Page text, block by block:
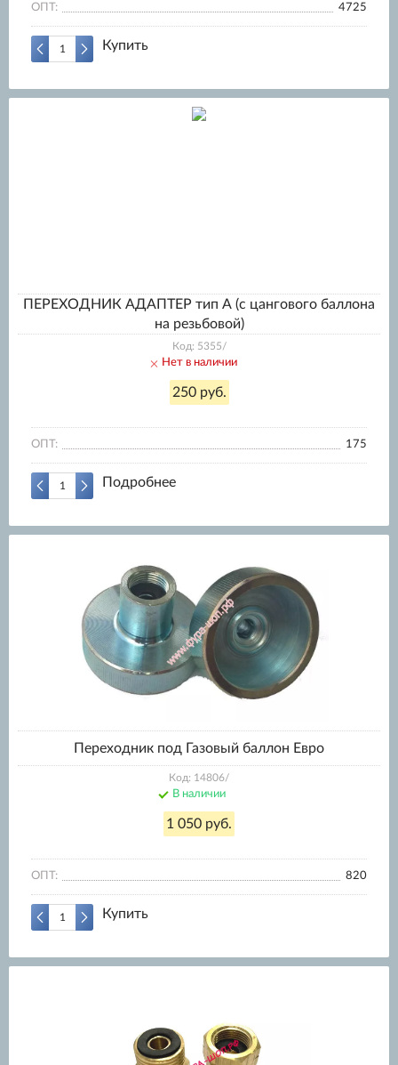
ОПТ: 4725
Купить
ПЕРЕХОДНИК АДАПТЕР тип А (с цангового баллона
на резьбовой)
Код: 5355/
Нет в наличии
250 руб.
ОПТ: 175
Подробнее
Переходник под Газовый баллон Евро
Код: 14806/
В наличии
1 050 руб.
ОПТ: 820
Купить